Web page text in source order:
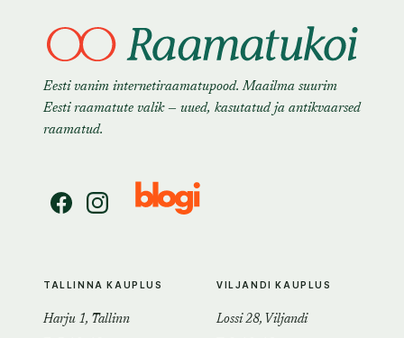
Eesti vanim internetiraamatupood. Maailma suurim
Eesti raamatute valik — uued, kasutatud ja antikvaarsed
raamatud.
TALLINNA KAUPLUS
Harju 1, Tallinn
VILJANDI KAUPLUS
Lossi 28, Viljandi